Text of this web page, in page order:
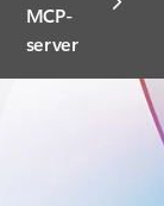
MCP-
server